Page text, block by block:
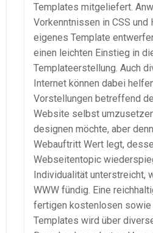
Templates mitgeliefert.
Vorkenntnissen in CSS und
eigenes Template
einen leichten Einstieg in
Templateerstellung. Auch
Internet können dabei
Vorstellungen betreffend
Website selbst
designen möchte, aber
Webauftritt Wert legt,
Webseitentopic
Individualität unterstreicht,
WWW fündig. Eine
fertigen kostenlosen
Templates wird über